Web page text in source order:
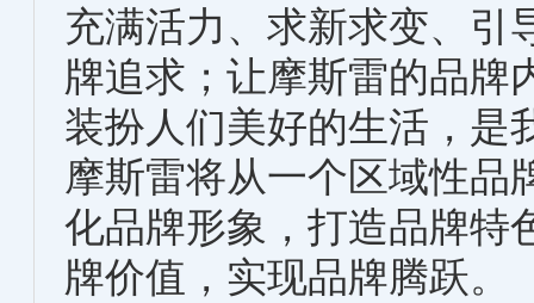
充满活力、求新求变、引
牌追求；让摩斯雷的品牌
装扮人们美好的生活，是
摩斯雷将从一个区域性品
化品牌形象，打造品牌特
牌价值，实现品牌腾跃。